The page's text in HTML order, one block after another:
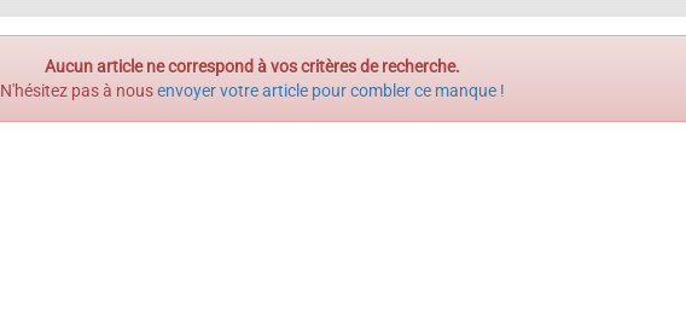
Aucun article ne correspond à vos critères de recherche.
N'hésitez pas à nousenvoyer votre article pour combler ce manque !